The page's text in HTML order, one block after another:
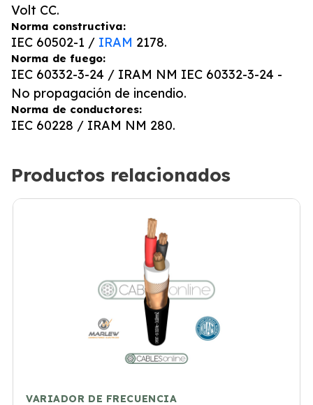
Volt CC.
Norma constructiva:
IEC 60502-1 / IRAM 2178.
Norma de fuego:
IEC 60332-3-24 / IRAM NM IEC 60332-3-24 -
No propagación de incendio.
Norma de conductores:
IEC 60228 / IRAM NM 280.
Productos relacionados
VARIADOR DE FRECUENCIA